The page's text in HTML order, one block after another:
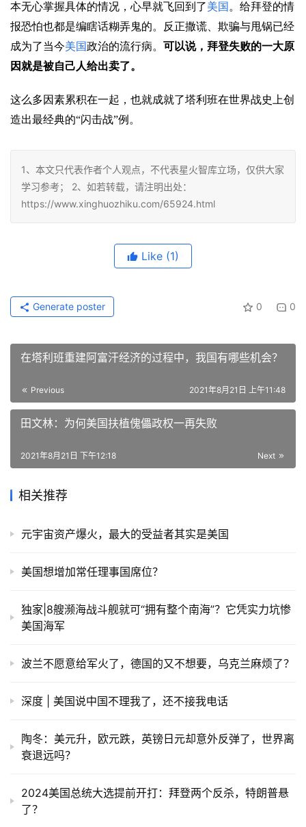
本无心掌握具体的情况，心早就飞回到了美国 。给拜登的情
报恐怕也都是编瞎话糊弄鬼的。反正撒谎、欺骗与甩锅已经
成为了当今美国政治的流行病。 可以说，拜登失败的一大原
因就是被自己人给出卖了。
这么多因素累积在一起，也就成就了塔利班在世界战史上创
造出最经典的“闪击战”例。
1、本文只代表作者个人观点，不代表星火智库立场，仅供大家
学习参考； 2、如若转载，请注明出处：
https://www.xinghuozhiku.com/65924.html
Like (1)
0 0
Generate poster
在塔利班重建阿富汗经济的过程中，我国有哪些机会？
Previous 2021年8月21日 上午11:48
田文林：为何美国扶植傀儡政权一再失败
Next
2021年8月21日 下午12:18
相关推荐
元宇宙资产爆火，最大的受益者其实是美国
美国想增加常任理事国席位？
独家|8艘濒海战斗舰就可“拥有整个南海”？它凭实力坑惨
美国海军
波兰不愿意给军火了，德国的又不想要，乌克兰麻烦了？
深度 | 美国说中国不理我了，还不接我电话
陶冬：美元升，欧元跌，英镑日元却意外反弹了，世界离
衰退远吗？
2024美国总统大选提前开打：拜登两个反杀，特朗普悬
了？